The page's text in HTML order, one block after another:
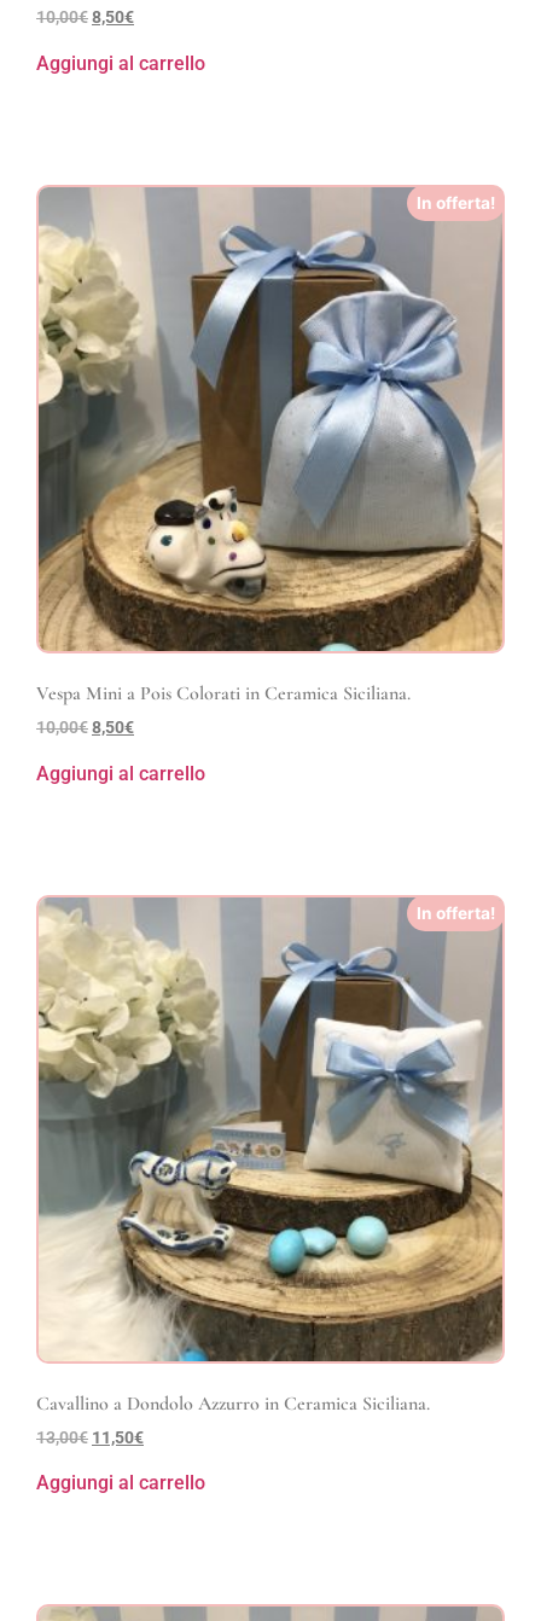
10,00€8,50€
Aggiungi al carrello
In offerta!
Vespa Mini a Pois Colorati in Ceramica Siciliana.
10,00€8,50€
Aggiungi al carrello
In offerta!
Cavallino a Dondolo Azzurro in Ceramica Siciliana.
13,00€ 11,50€
Aggiungi al carrello